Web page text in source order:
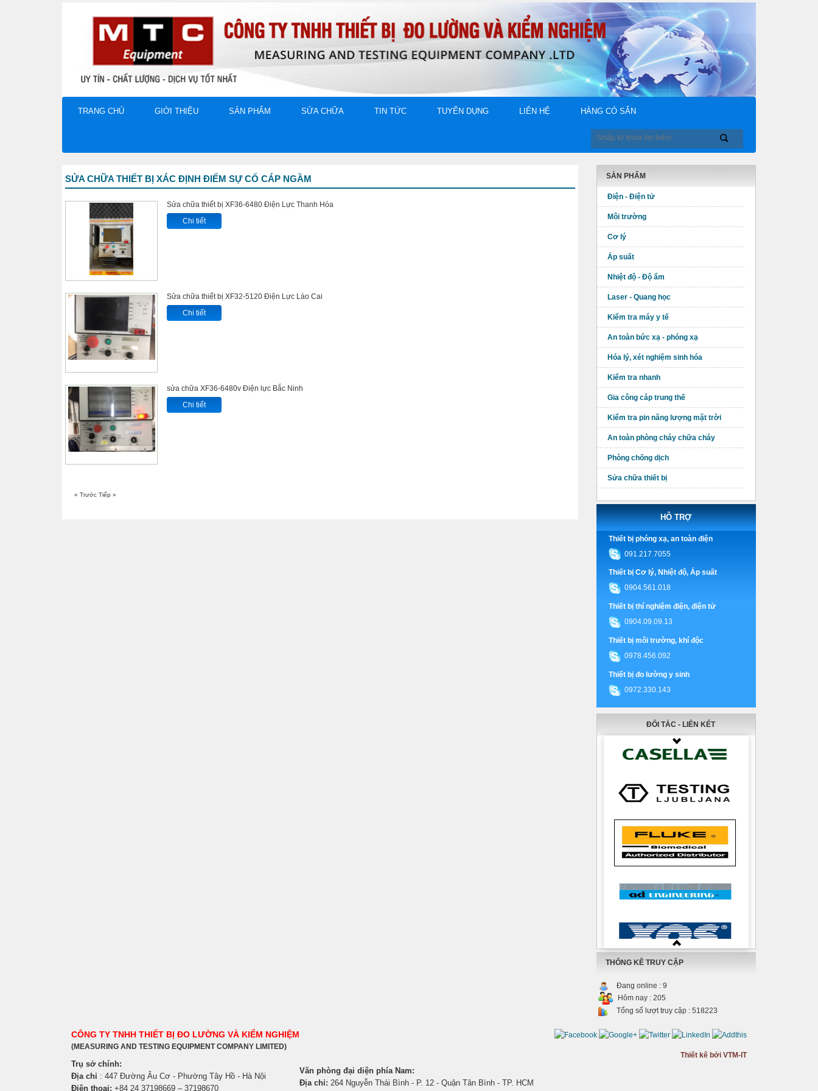
TRANG CHỦ GIỚI THIỆU SẢN PHẨM SỬA CHỮA TIN TỨC TUYỂN DỤNG LIÊN HỆ HÀNG CÓ SẴN
SỬA CHỮA THIẾT BỊ XÁC ĐỊNH ĐIỂM SỰ CỐ CÁP NGẦM
Sửa chữa thiết bị XF36-6480 Điện Lực Thanh Hóa
Chi tiết
Sửa chữa thiết bị XF32-5120 Điện Lực Lào Cai
Chi tiết
sửa chữa XF36-6480v Điện lực Bắc Ninh
Chi tiết
« Trước Tiếp »
SẢN PHẨM
Điện - Điện tử
Môi trường
Cơ lý
Áp suất
Nhiệt độ - Độ ẩm
Laser - Quang học
Kiểm tra máy y tế
An toàn bức xạ - phóng xạ
Hóa lý, xét nghiệm sinh hóa
Kiểm tra nhanh
Gia công cáp trung thế
Kiểm tra pin năng lượng mặt trời
An toàn phòng cháy chữa cháy
Phòng chống dịch
Sửa chữa thiết bị
HỖ TRỢ
Thiết bị phóng xạ, an toàn điện
091.217.7055
Thiết bị Cơ lý, Nhiệt độ, Áp suất
0904.561.018
Thiết bị thí nghiệm điện, điện tử
0904.09.09.13
Thiết bị môi trường, khí độc
0978.456.092
Thiết bị đo lường y sinh
0972.330.143
ĐỐI TÁC - LIÊN KẾT
THỐNG KÊ TRUY CẬP
Đang online : 9
Hôm nay : 205
Tổng số lượt truy cập : 518223
CÔNG TY TNHH THIẾT BỊ ĐO LƯỜNG VÀ KIỂM NGHIỆM
(MEASURING AND TESTING EQUIPMENT COMPANY LIMITED)
Trụ sở chính:
Địa chỉ : 447 Đường Âu Cơ - Phường Tây Hồ - Hà Nội
Điện thoại: +84 24 37198669 – 37198670
Văn phòng đại diện phía Nam:
Địa chỉ: 264 Nguyễn Thái Bình - P. 12 - Quận Tân Bình - TP. HCM
Thiết kế bởi VTM-IT